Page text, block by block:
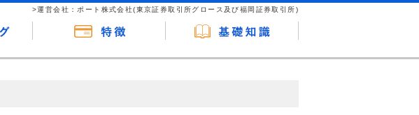
>運営会社：ポート株式会社(東京証券取引所グロース及び福岡証券取引所)